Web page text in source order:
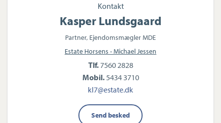
Kontakt
Kasper Lundsgaard
Partner, Ejendomsmægler MDE
Estate Horsens - Michael Jessen
Tlf. 7560 2828
Mobil. 5434 3710
kl7@estate.dk
Send besked